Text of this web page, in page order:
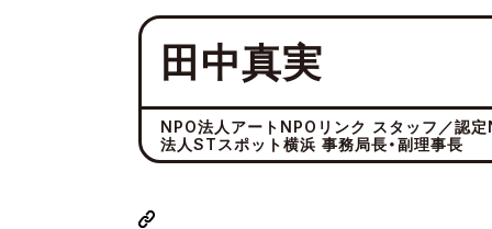
田中真実
NPO法人アートNPOリンク スタッフ／認定
法人STスポット横浜 事務局長・副理事長